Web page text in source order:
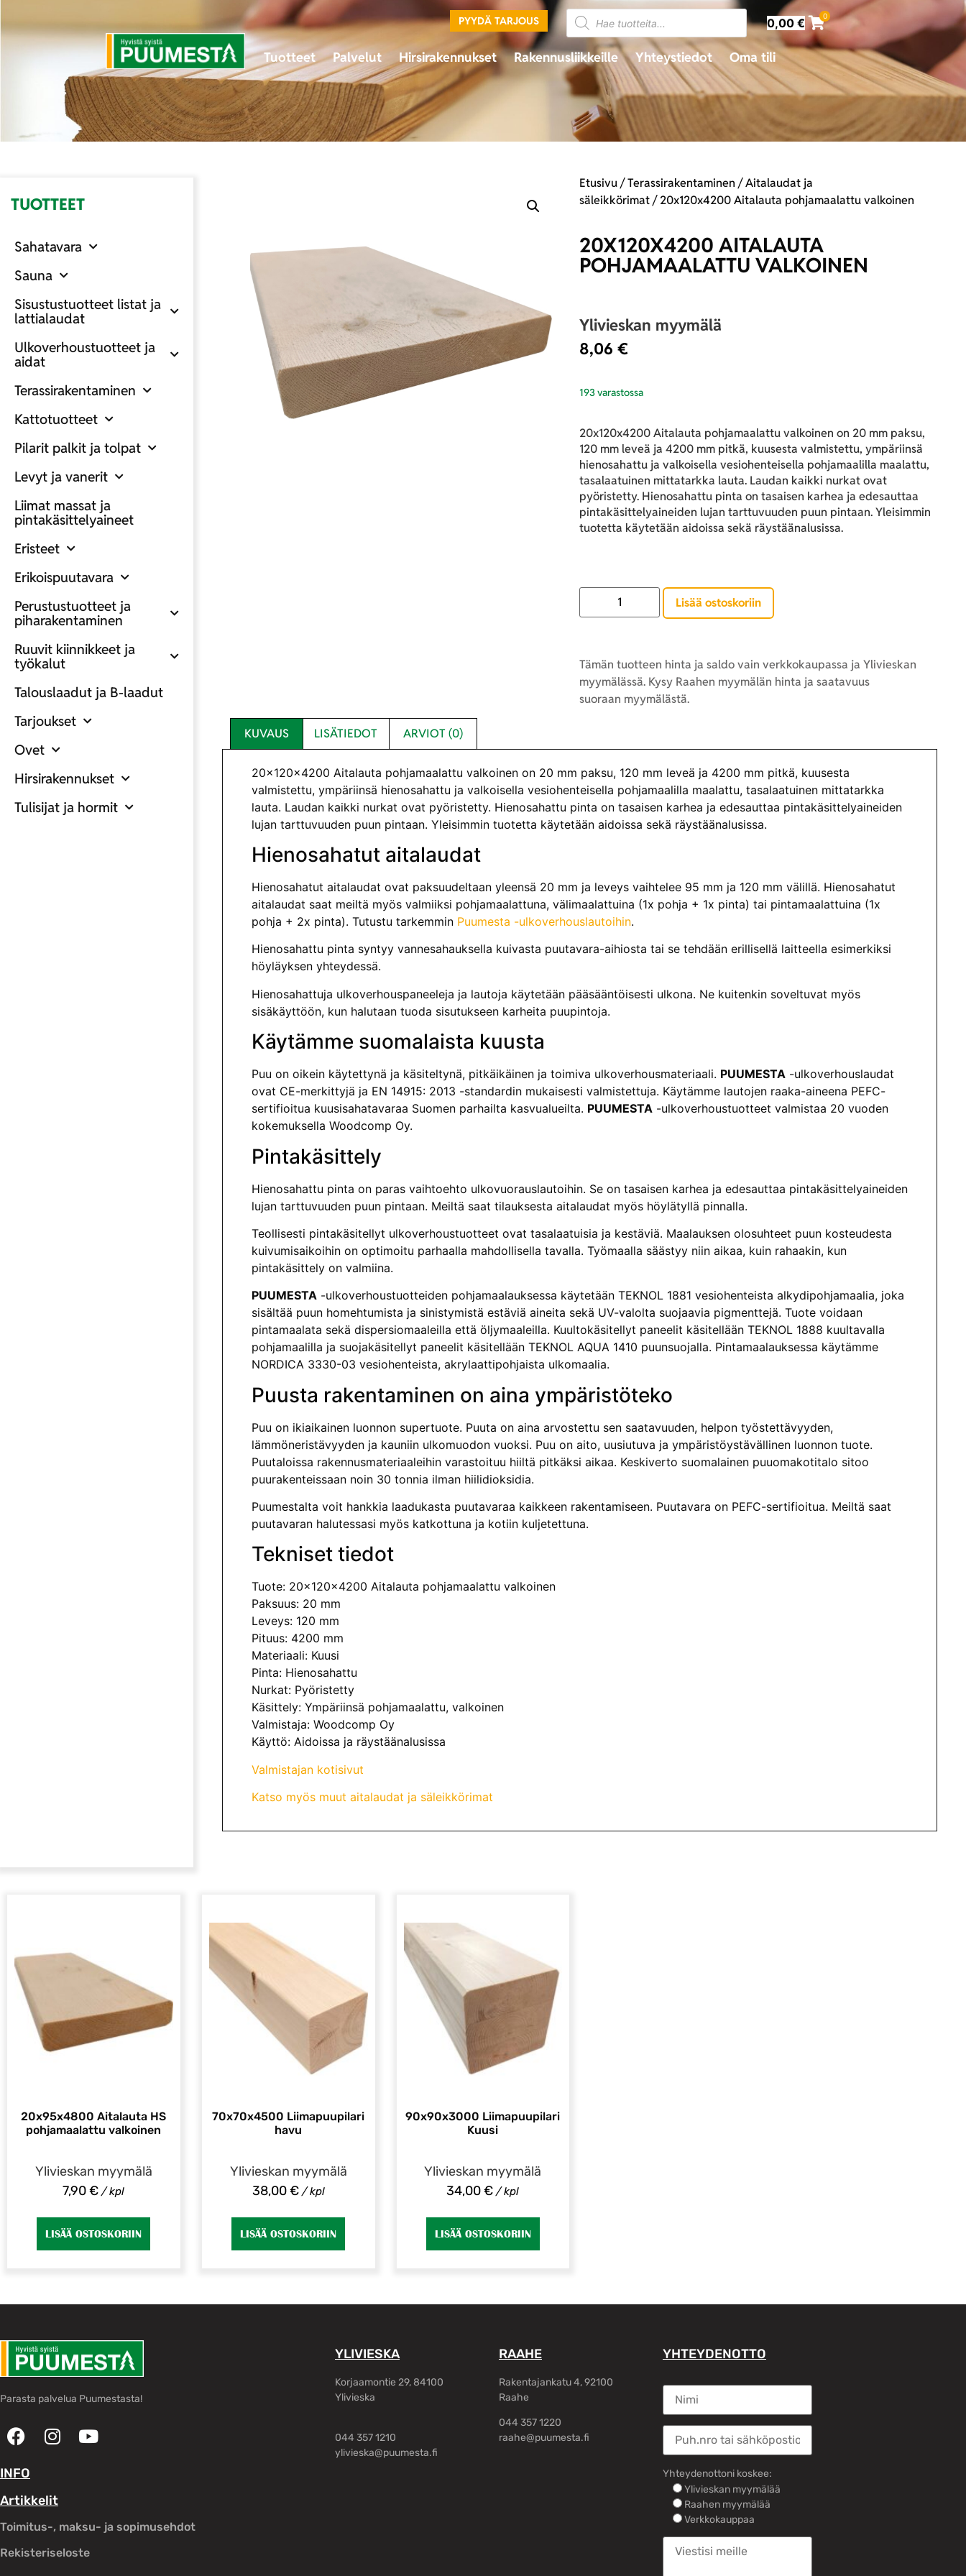
PYYDÄ TARJOUS 0,00€ 0
Tuotteet Palvelut Hirsirakennukset Rakennusliikkeille Yhteystiedot Oma tili
TUOTTEET
Sahatavara
Sauna
Sisustustuotteet listat ja
lattialaudat
Ulkoverhoustuotteet ja
aidat
Terassirakentaminen
Kattotuotteet
Pilarit palkit ja tolpat
Levyt ja vanerit
Liimat massat ja
pintakäsittelyaineet
Eristeet
Erikoispuutavara
Perustustuotteet ja
piharakentaminen
Ruuvit kiinnikkeet ja
työkalut
Talouslaadut ja B-laadut
Tarjoukset
Ovet
Hirsirakennukset
Tulisijat ja hormit
Etusivu/Terassirakentaminen /Aitalaudat ja
säleikkörimat/ 20x120x4200 Aitalauta pohjamaalattu valkoinen
20X120X4200 AITALAUTA
POHJAMAALATTU VALKOINEN
Ylivieskan myymälä
8,06€
193 varastossa
20x120x4200 Aitalauta pohjamaalattu valkoinen on 20 mm paksu,
120 mm leveä ja 4200 mm pitkä, kuusesta valmistettu, ympäriinsä
hienosahattu ja valkoisella vesiohenteisella pohjamaalilla maalattu,
tasalaatuinen mittatarkka lauta. Laudan kaikki nurkat ovat
pyöristetty. Hienosahattu pinta on tasaisen karhea ja edesauttaa
pintakäsittelyaineiden lujan tarttuvuuden puun pintaan. Yleisimmin
tuotetta käytetään aidoissa sekä räystäänalusissa.
Lisää ostoskoriin
Tämän tuotteen hinta ja saldo vain verkkokaupassa ja Ylivieskan
myymälässä. Kysy Raahen myymälän hinta ja saatavuus
suoraan myymälästä.
KUVAUS LISÄTIEDOT ARVIOT (0)
20x120x4200 Aitalauta pohjamaalattu valkoinen on 20 mm paksu, 120 mm leveä ja 4200 mm pitkä, kuusesta
valmistettu, ympäriinsä hienosahattu ja valkoisella vesiohenteisella pohjamaalilla maalattu, tasalaatuinen mittatarkka
lauta. Laudan kaikki nurkat ovat pyöristetty. Hienosahattu pinta on tasaisen karhea ja edesauttaa pintakäsittelyaineiden
lujan tarttuvuuden puun pintaan. Yleisimmin tuotetta käytetään aidoissa sekä räystäänalusissa.
Hienosahatut aitalaudat
Hienosahatut aitalaudat ovat paksuudeltaan yleensä 20 mm ja leveys vaihtelee 95 mm ja 120 mm välillä. Hienosahatut
aitalaudat saat meiltä myös valmiiksi pohjamaalattuna, välimaalattuina (1x pohja + 1x pinta) tai pintamaalattuina (1x
pohja + 2x pinta). Tutustu tarkemmin Puumesta -ulkoverhouslautoihin.
Hienosahattu pinta syntyy vannesahauksella kuivasta puutavara-aihiosta tai se tehdään erillisellä laitteella esimerkiksi
höyläyksen yhteydessä.
Hienosahattuja ulkoverhouspaneeleja ja lautoja käytetään pääsääntöisesti ulkona. Ne kuitenkin soveltuvat myös
sisäkäyttöön, kun halutaan tuoda sisutukseen karheita puupintoja.
Käytämme suomalaista kuusta
Puu on oikein käytettynä ja käsiteltynä, pitkäikäinen ja toimiva ulkoverhousmateriaali. PUUMESTA-ulkoverhouslaudat
ovat CE-merkittyjä ja EN 14915: 2013 -standardin mukaisesti valmistettuja. Käytämme lautojen raaka-aineena PEFC-
sertifioitua kuusisahatavaraa Suomen parhailta kasvualueilta. PUUMESTA-ulkoverhoustuotteet valmistaa 20 vuoden
kokemuksella Woodcomp Oy.
Pintakäsittely
Hienosahattu pinta on paras vaihtoehto ulkovuorauslautoihin. Se on tasaisen karhea ja edesauttaa pintakäsittelyaineiden
lujan tarttuvuuden puun pintaan. Meiltä saat tilauksesta aitalaudat myös höylätyllä pinnalla.
Teollisesti pintakäsitellyt ulkoverhoustuotteet ovat tasalaatuisia ja kestäviä. Maalauksen olosuhteet puun kosteudesta
kuivumisaikoihin on optimoitu parhaalla mahdollisella tavalla. Työmaalla säästyy niin aikaa, kuin rahaakin, kun
pintakäsittely on valmiina.
PUUMESTA-ulkoverhoustuotteiden pohjamaalauksessa käytetään TEKNOL 1881 vesiohenteista alkydipohjamaalia, joka
sisältää puun homehtumista ja sinistymistä estäviä aineita sekä UV-valolta suojaavia pigmenttejä. Tuote voidaan
pintamaalata sekä dispersiomaaleilla että öljymaaleilla. Kuultokäsitellyt paneelit käsitellään TEKNOL 1888 kuultavalla
pohjamaalilla ja suojakäsitellyt paneelit käsitellään TEKNOL AQUA 1410 puunsuojalla. Pintamaalauksessa käytämme
NORDICA 3330-03 vesiohenteista, akrylaattipohjaista ulkomaalia.
Puusta rakentaminen on aina ympäristöteko
Puu on ikiaikainen luonnon supertuote. Puuta on aina arvostettu sen saatavuuden, helpon työstettävyyden,
lämmöneristävyyden ja kauniin ulkomuodon vuoksi. Puu on aito, uusiutuva ja ympäristöystävällinen luonnon tuote.
Puutaloissa rakennusmateriaaleihin varastoituu hiiltä pitkäksi aikaa. Keskiverto suomalainen puuomakotitalo sitoo
puurakenteissaan noin 30 tonnia ilman hiilidioksidia.
Puumestalta voit hankkia laadukasta puutavaraa kaikkeen rakentamiseen. Puutavara on PEFC-sertifioitua. Meiltä saat
puutavaran halutessasi myös katkottuna ja kotiin kuljetettuna.
Tekniset tiedot
Tuote: 20x120x4200 Aitalauta pohjamaalattu valkoinen
Paksuus: 20 mm
Leveys: 120 mm
Pituus: 4200 mm
Materiaali: Kuusi
Pinta: Hienosahattu
Nurkat: Pyöristetty
Käsittely: Ympäriinsä pohjamaalattu, valkoinen
Valmistaja: Woodcomp Oy
Käyttö: Aidoissa ja räystäänalusissa
Valmistajan kotisivut
Katso myös muut aitalaudat ja säleikkörimat
20x95x4800 Aitalauta HS
pohjamaalattu valkoinen
Ylivieskan myymälä
7,90€ / kpl
LISÄÄ OSTOSKORIIN
70x70x4500 Liimapuupilari
havu
Ylivieskan myymälä
38,00€/ kpl
LISÄÄ OSTOSKORIIN
90x90x3000 Liimapuupilari
Kuusi
Ylivieskan myymälä
34,00€ / kpl
LISÄÄ OSTOSKORIIN
Parasta palvelua Puumestasta!
INFO
Artikkelit
Toimitus-, maksu- ja sopimusehdot
Rekisteriseloste
YLIVIESKA
Korjaamontie 29, 84100
Ylivieska
044 357 1210
ylivieska@puumesta.fi
RAAHE
Rakentajankatu 4, 92100
Raahe
044 357 1220
raahe@puumesta.fi
YHTEYDENOTTO
Yhteydenottoni koskee:
Ylivieskan myymälää
Raahen myymälää
Verkkokauppaa